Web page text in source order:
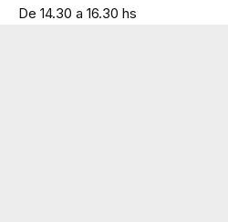
De 14.30 a 16.30 hs